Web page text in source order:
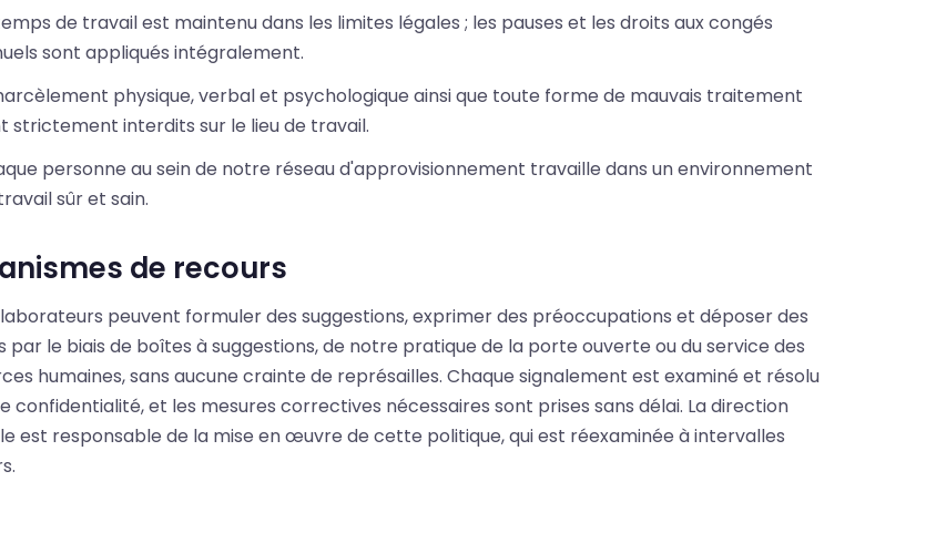
de travail est maintenu dans les limites légales ; les pauses et les droits aux congés
sont appliqués intégralement.
physique, verbal et psychologique ainsi que toute forme de mauvais traitement
strictement interdits sur le lieu de travail.
personne au sein de notre réseau d'approvisionnement travaille dans un environnement
sûr et sain.
de recours
peuvent formuler des suggestions, exprimer des préoccupations et déposer des
par le biais de boîtes à suggestions, de notre pratique de la porte ouverte ou du service des
humaines, sans aucune crainte de représailles. Chaque signalement est examiné et résolu
confidentialité, et les mesures correctives nécessaires sont prises sans délai. La direction
est responsable de la mise en œuvre de cette politique, qui est réexaminée à intervalles